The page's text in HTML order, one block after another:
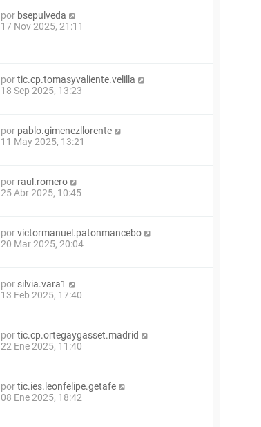
por bsepulveda
17 Nov 2025, 21:11
portic.cp.tomasyvaliente.velilla
18 Sep 2025, 13:23
por pablo.gimenezllorente
11 May 2025, 13:21
por raul.romero
25 Abr 2025, 10:45
porvictormanuel.patonmancebo
20 Mar 2025, 20:04
por silvia.vara1
13 Feb 2025, 17:40
portic.cp.ortegaygasset.madrid
22 Ene 2025, 11:40
portic.ies.leonfelipe.getafe
08 Ene 2025, 18:42